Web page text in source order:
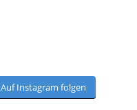
Auf Instagram folgen